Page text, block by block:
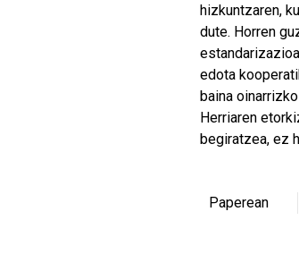
hizkuntzaren,
dute. Horren
edota
baina
Herriaren
begiratzea, ez
Paperean